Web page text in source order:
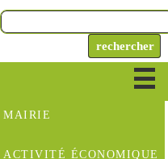
MAIRIE
ACTIVITÉ ÉCONOMIQUE